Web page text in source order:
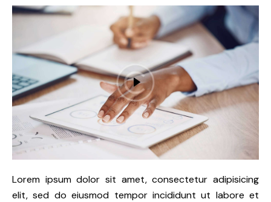
Lorem ipsum dolor sit amet, consectetur adipisicing
elit, sed do eiusmod tempor incididunt ut labore et